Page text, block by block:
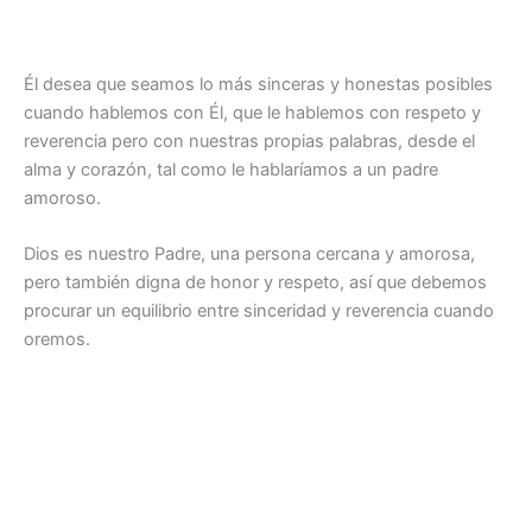
Él desea que seamos lo más sinceras y honestas posibles
cuando hablemos con Él, que le hablemos con respeto y
reverencia pero con nuestras propias palabras, desde el
alma y corazón, tal como le hablaríamos a un padre
amoroso.
Dios es nuestro Padre, una persona cercana y amorosa,
pero también digna de honor y respeto, así que debemos
procurar un equilibrio entre sinceridad y reverencia cuando
oremos.